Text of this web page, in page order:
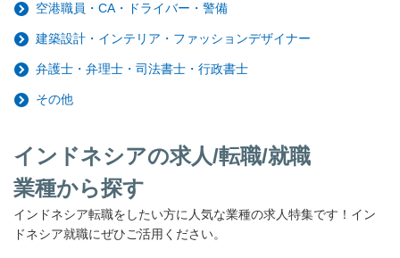
空港職員・CA・ドライバー・警備
建築設計・インテリア・ファッションデザイナー
弁護士・弁理士・司法書士・行政書士
その他
インドネシアの求人/転職/就職
業種から探す
インドネシア転職をしたい方に人気な業種の求人特集です！イン
ドネシア就職にぜひご活用ください。